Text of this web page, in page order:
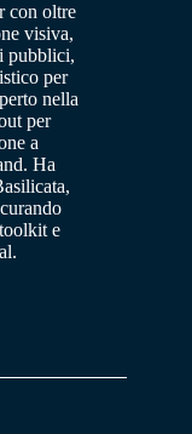
con oltre
visiva,
pubblici,
per
nella
per
a
Ha
e